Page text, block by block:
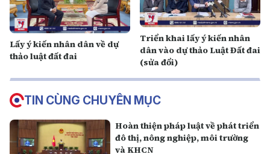
Lấy ý kiến nhân dân về dự
thảo luật đất đai
Triển khai lấy ý kiến nhân
dân vào dự thảo Luật Đất đai
(sửa đổi)
TIN CÙNG CHUYÊN MỤC
Hoàn thiện pháp luật về phát triển
đô thị, nông nghiệp, môi trường
và KHCN